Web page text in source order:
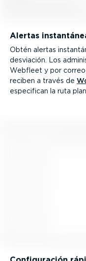
Alertas
Obtén alertas
desviación. Los
Webfleet y por
reciben a través de
especifican la ruta